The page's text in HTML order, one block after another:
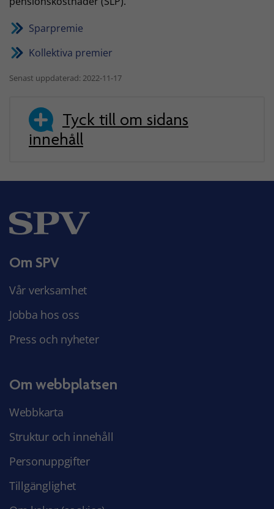
Sparpremie
Kollektiva premier
Senast uppdaterad: 2022-11-17
Tyck till om sidans
innehåll
Om SPV
Vår verksamhet
Jobba hos oss
Press och nyheter
Om webbplatsen
Webbkarta
Struktur och innehåll
Personuppgifter
Tillgänglighet